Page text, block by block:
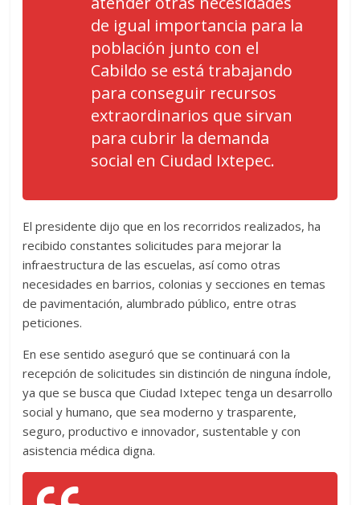
de igual importancia para la
población junto con el
Cabildo se está trabajando
para conseguir recursos
extraordinarios que sirvan
para cubrir la demanda
social en Ciudad Ixtepec.
El presidente dijo que en los recorridos realizados, ha
recibido constantes solicitudes para mejorar la
infraestructura de las escuelas, así como otras
necesidades en barrios, colonias y secciones en temas
de pavimentación, alumbrado público, entre otras
peticiones.
En ese sentido aseguró que se continuará con la
recepción de solicitudes sin distinción de ninguna índole,
ya que se busca que Ciudad Ixtepec tenga un desarrollo
social y humano, que sea moderno y trasparente,
seguro, productivo e innovador, sustentable y con
asistencia médica digna.